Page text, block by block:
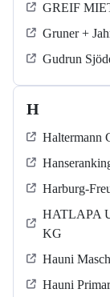
GREIF
Gruner +
Gudrun
H
Haltermann
Harburg-
HATLAPA
KG
Hauni
Hauni